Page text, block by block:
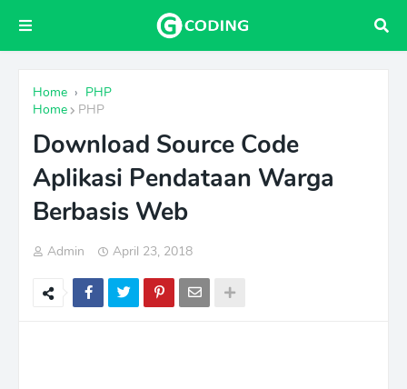
Home › PHP
Home
PHP
Download Source Code
Aplikasi Pendataan Warga
Berbasis Web
Admin April 23, 2018